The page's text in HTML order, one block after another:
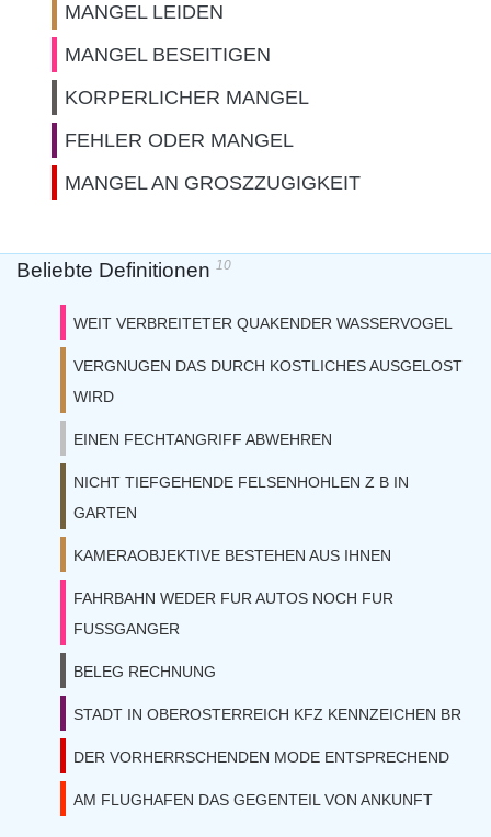
MANGEL LEIDEN
MANGEL BESEITIGEN
KORPERLICHER MANGEL
FEHLER ODER MANGEL
MANGEL AN GROSZZUGIGKEIT
Beliebte Definitionen 10
WEIT VERBREITETER QUAKENDER WASSERVOGEL
VERGNUGEN DAS DURCH KOSTLICHES AUSGELOST
WIRD
EINEN FECHTANGRIFF ABWEHREN
NICHT TIEFGEHENDE FELSENHOHLEN Z B IN
GARTEN
KAMERAOBJEKTIVE BESTEHEN AUS IHNEN
FAHRBAHN WEDER FUR AUTOS NOCH FUR
FUSSGANGER
BELEG RECHNUNG
STADT IN OBEROSTERREICH KFZ KENNZEICHEN BR
DER VORHERRSCHENDEN MODE ENTSPRECHEND
AM FLUGHAFEN DAS GEGENTEIL VON ANKUNFT